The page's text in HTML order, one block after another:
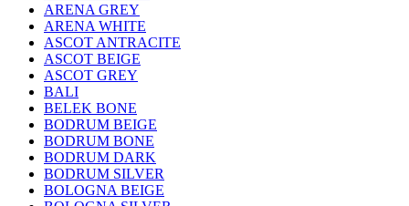
ARENA GREY
ARENA WHITE
ASCOT ANTRACITE
ASCOT BEIGE
ASCOT GREY
BALI
BELEK BONE
BODRUM BEIGE
BODRUM BONE
BODRUM DARK
BODRUM SILVER
BOLOGNA BEIGE